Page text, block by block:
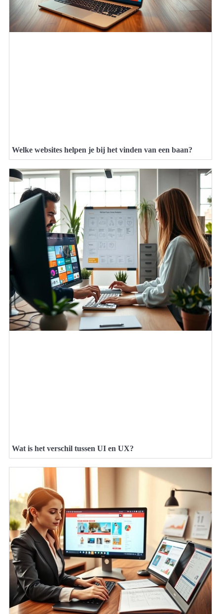
Welke websites helpen je bij het vinden van een baan?
Wat is het verschil tussen UI en UX?